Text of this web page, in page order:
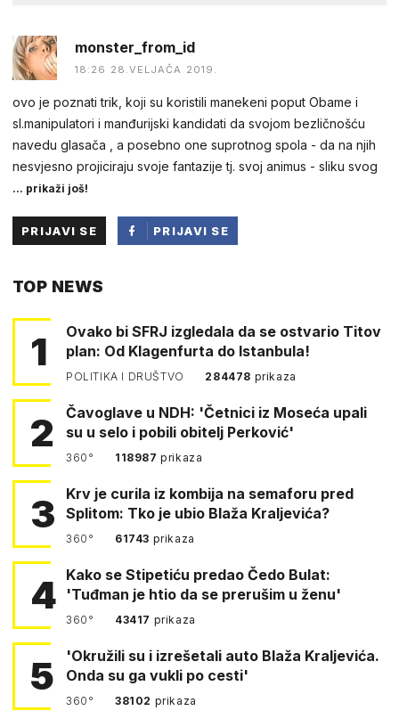
monster_from_id
18:26 28.VELJAČA 2019.
ovo je poznati trik, koji su koristili manekeni poput Obame i
sl.manipulatori i manđurijski kandidati da svojom bezličnošću
navedu glasača , a posebno one suprotnog spola - da na njih
nesvjesno projiciraju svoje fantazije tj. svoj animus - sliku svog
... prikaži još!
PRIJAVI SE
PRIJAVI SE
TOP NEWS
1
Ovako bi SFRJ izgledala da se ostvario Titov
plan: Od Klagenfurta do Istanbula!
POLITIKA I DRUŠTVO 284478 prikaza
2
Čavoglave u NDH: 'Četnici iz Moseća upali
su u selo i pobili obitelj Perković'
360° 118987prikaza
3
Krv je curila iz kombija na semaforu pred
Splitom: Tko je ubio Blaža Kraljevića?
360° 61743 prikaza
4 Kako se Stipetiću predao Čedo Bulat:
'Tuđman je htio da se prerušim u ženu'
360° 43417 prikaza
5
'Okružili su i izrešetali auto Blaža Kraljevića.
Onda su ga vukli po cesti'
360° 38102 prikaza